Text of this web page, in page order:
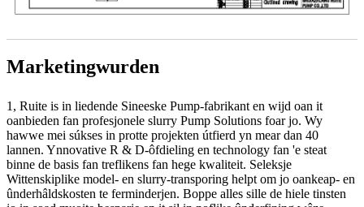
Marketingwurden
1, Ruite is in liedende Sineeske Pump-fabrikant en wijd oan it
oanbieden fan profesjonele slurry Pump Solutions foar jo. Wy
hawwe mei súkses in protte projekten útfierd yn mear dan 40
lannen. Ynnovative R & D-ôfdieling en technology fan 'e steat
binne de basis fan treflikens fan hege kwaliteit. Seleksje
Wittenskiplike model- en slurry-transporing helpt om jo oankeap- en
ûnderhâldskosten te ferminderjen. Boppe alles sille de hiele tinsten